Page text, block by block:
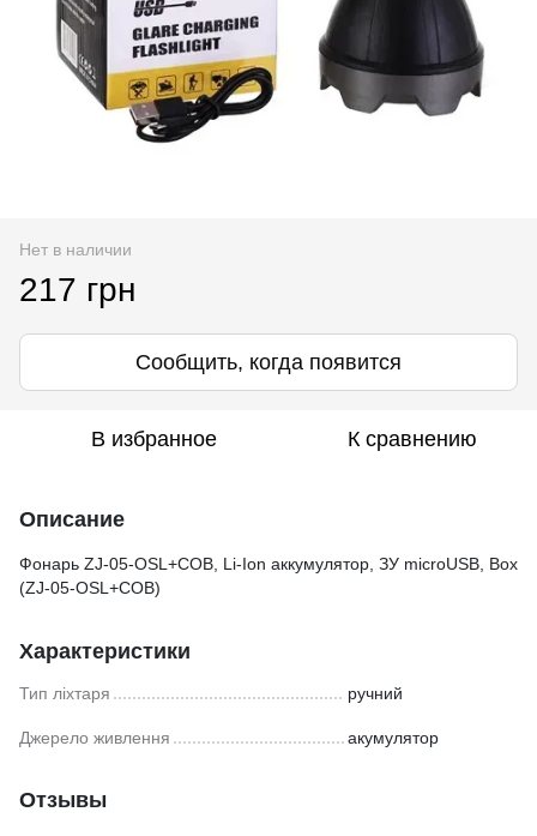
Нет в наличии
217 грн
Сообщить, когда появится
В избранное К сравнению
Описание
Фонарь ZJ-05-OSL+COB, Li-Ion аккумулятор, ЗУ microUSB, Box
(ZJ-05-OSL+COB)
Характеристики
Тип ліхтаря ручний
Джерело живлення акумулятор
Отзывы